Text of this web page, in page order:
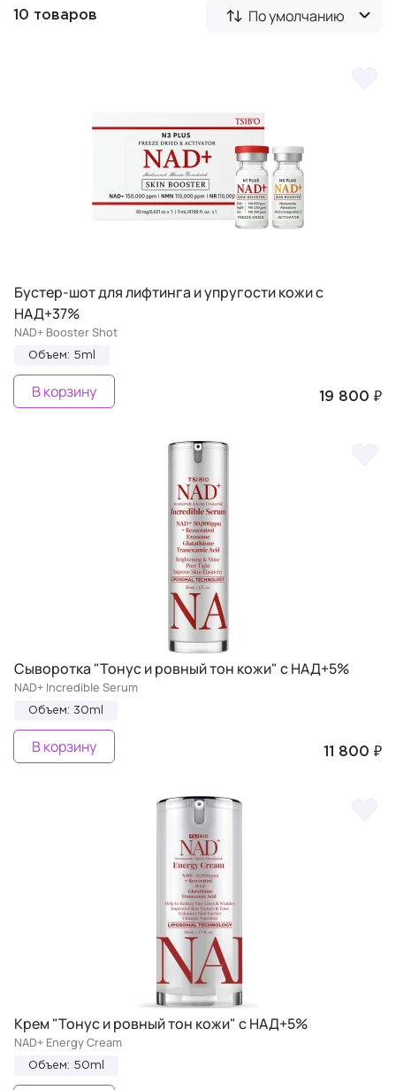
10 товаров По умолчанию
Бустер-шот для лифтинга и упругости кожи с
НАД+37%
NAD+ Booster Shot
Объем: 5ml
19 800 ₽
В корзину
Cыворотка "Тонус и ровный тон кожи" с НАД+5%
NAD+ Incredible Serum
Объем: 30ml
11 800 ₽
В корзину
Крем "Тонус и ровный тон кожи" с НАД+5%
NAD+ Energy Cream
Объем: 50ml